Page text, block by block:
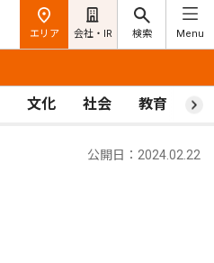
エリア 会社・IR 検索 Menu
文化 社会 教育 ス
公開日：2024.02.22